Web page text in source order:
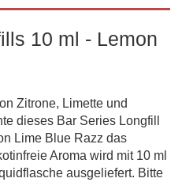
10 ml - Lemon
Zitrone, Limette und
dieses Bar Series Longfill
Lime Blue Razz das
Aroma wird mit 10 ml
ausgeliefert. Bitte